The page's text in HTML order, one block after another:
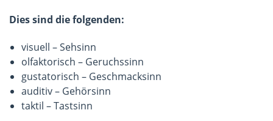
Dies sind die folgenden:
visuell – Sehsinn
olfaktorisch – Geruchssinn
gustatorisch – Geschmacksinn
auditiv – Gehörsinn
taktil – Tastsinn